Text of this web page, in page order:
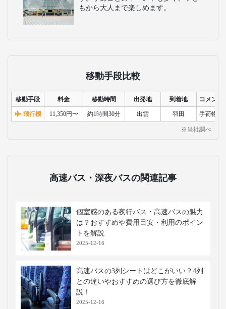
もから大人まで楽しめます。
移動手段比較
移動手段 料金 移動時間 出発地 到着地 コメント
飛行機 11,350円〜 約1時間30分 出雲 羽田 手荷物検
※当社調べ
高速バス・深夜バスの関連記事
個室感のある夜行バス・高速バスの魅力
は？おすすめや費用目安・利用のポイン
トを解説
2025-12-16
高速バスの3列シートはどこがいい？4列
との違いやおすすめの選び方を徹底解
説！
2025-12-16